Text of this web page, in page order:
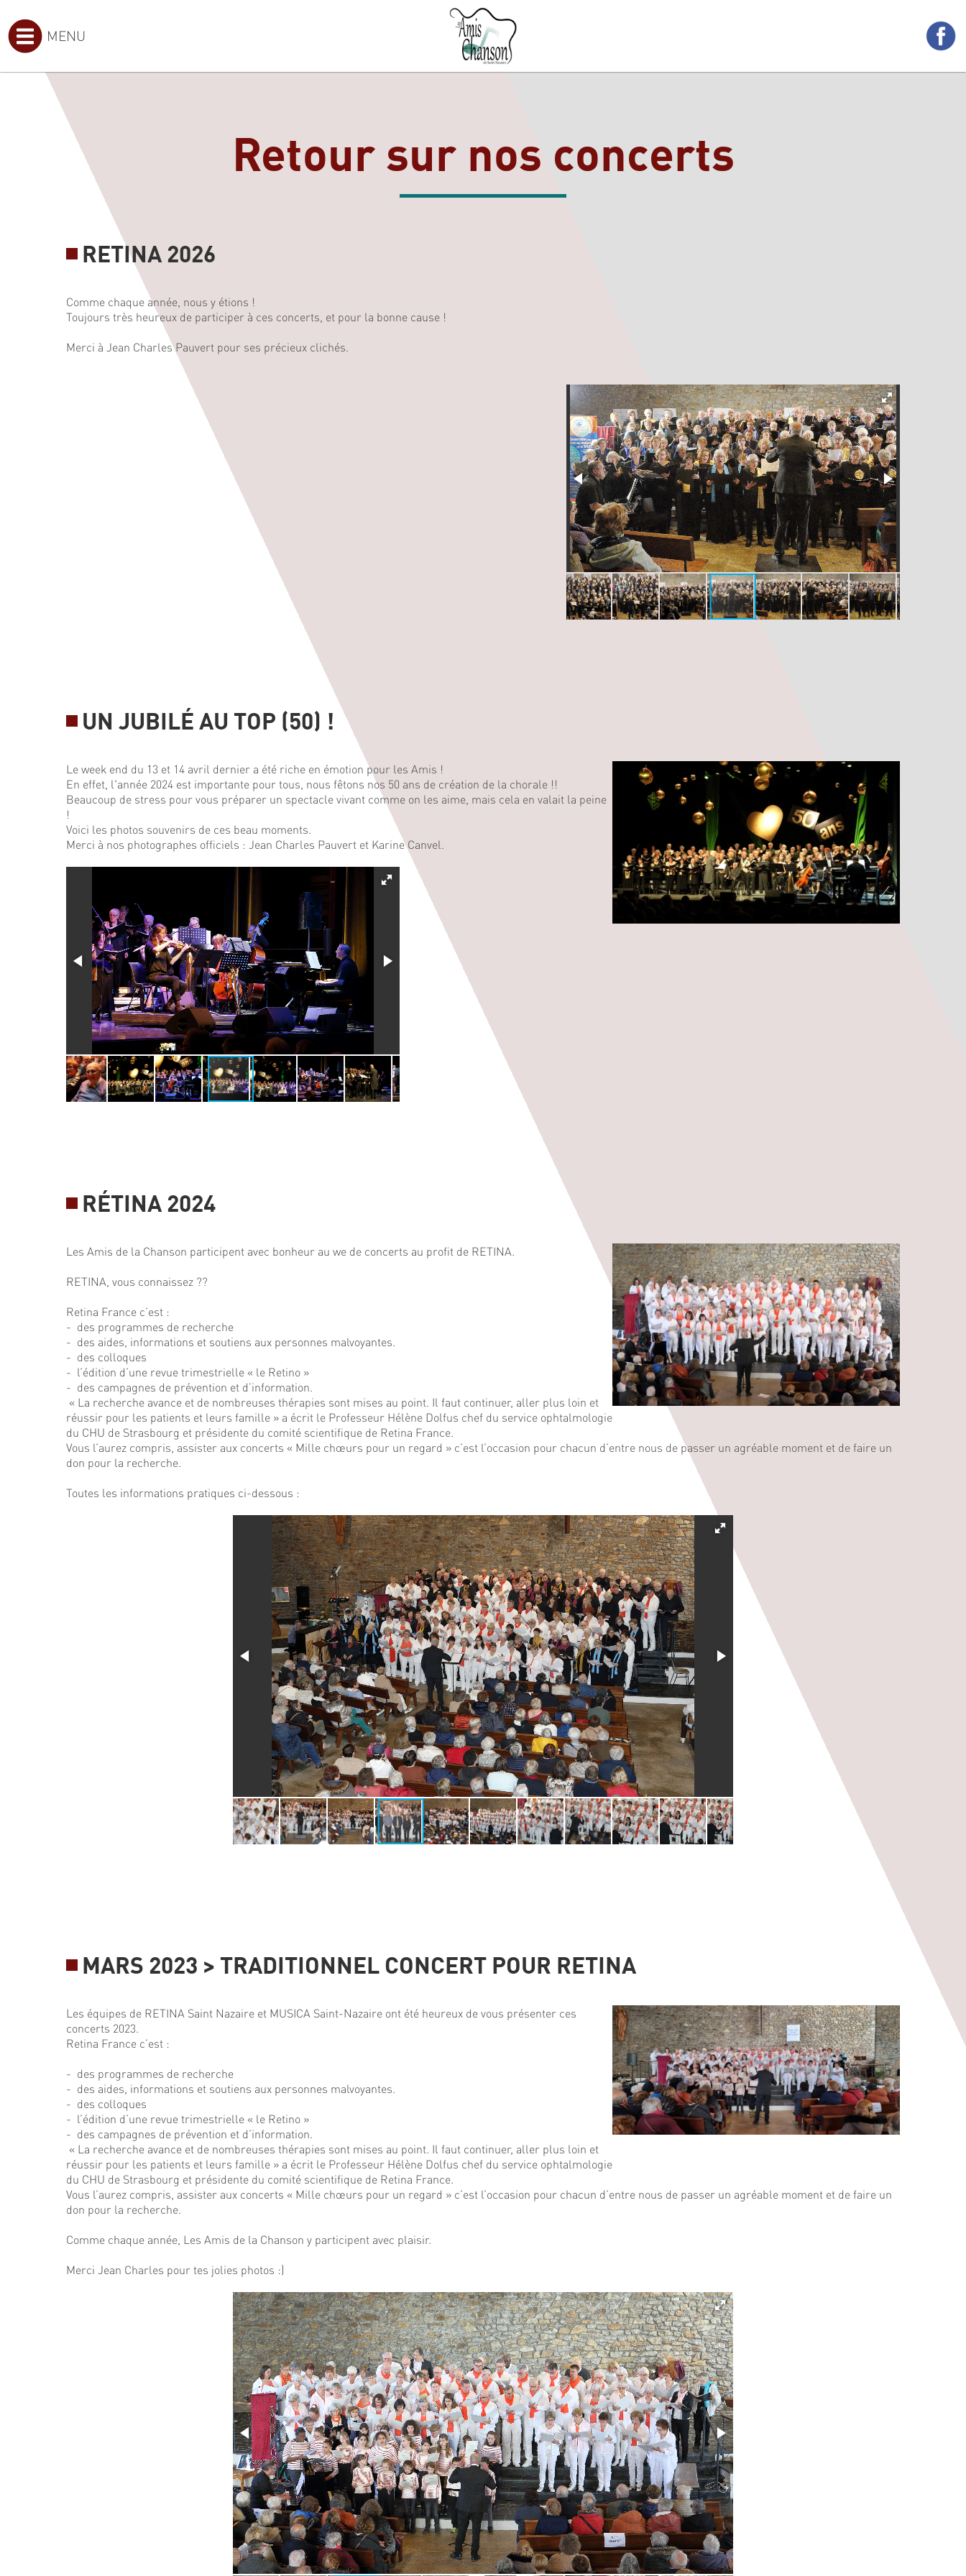
MENU
Retour sur nos concerts
RETINA 2026
Comme chaque année, nous y étions !
Toujours très heureux de participer à ces concerts, et pour la bonne cause !
Merci à Jean Charles Pauvert pour ses précieux clichés.
UN JUBILÉ AU TOP (50) !
Le week end du 13 et 14 avril dernier a été riche en émotion pour les Amis !
En effet, l'année 2024 est importante pour tous, nous fêtons nos 50 ans de création de la chorale !!
Beaucoup de stress pour vous préparer un spectacle vivant comme on les aime, mais cela en valait la peine
!
Voici les photos souvenirs de ces beau moments.
Merci à nos photographes officiels : Jean Charles Pauvert et Karine Canvel.
RÉTINA 2024
Les Amis de la Chanson participent avec bonheur au we de concerts au profit de RETINA.
RETINA, vous connaissez ??
Retina France c’est :
- des programmes de recherche
- des aides, informations et soutiens aux personnes malvoyantes.
- des colloques
- l’édition d’une revue trimestrielle « le Retino »
- des campagnes de prévention et d’information.
« La recherche avance et de nombreuses thérapies sont mises au point. Il faut continuer, aller plus loin et
réussir pour les patients et leurs famille » a écrit le Professeur Hélène Dolfus chef du service ophtalmologie
du CHU de Strasbourg et présidente du comité scientifique de Retina France.
Vous l’aurez compris, assister aux concerts « Mille chœurs pour un regard » c’est l’occasion pour chacun d’entre nous de passer un agréable moment et de faire un
don pour la recherche.
Toutes les informations pratiques ci-dessous :
MARS 2023 > TRADITIONNEL CONCERT POUR RETINA
Les équipes de RETINA Saint Nazaire et MUSICA Saint-Nazaire ont été heureux de vous présenter ces
concerts 2023.
Retina France c’est :
- des programmes de recherche
- des aides, informations et soutiens aux personnes malvoyantes.
- des colloques
- l’édition d’une revue trimestrielle « le Retino »
- des campagnes de prévention et d’information.
« La recherche avance et de nombreuses thérapies sont mises au point. Il faut continuer, aller plus loin et
réussir pour les patients et leurs famille » a écrit le Professeur Hélène Dolfus chef du service ophtalmologie
du CHU de Strasbourg et présidente du comité scientifique de Retina France.
Vous l’aurez compris, assister aux concerts « Mille chœurs pour un regard » c’est l’occasion pour chacun d’entre nous de passer un agréable moment et de faire un
don pour la recherche.
Comme chaque année, Les Amis de la Chanson y participent avec plaisir.
Merci Jean Charles pour tes jolies photos :)